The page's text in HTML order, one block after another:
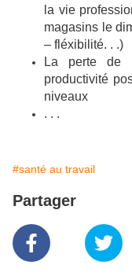
la vie
magasins le
– fléxibilité. . .)
La perte de
productivité
niveaux
. . .
#santé au travail
Partager